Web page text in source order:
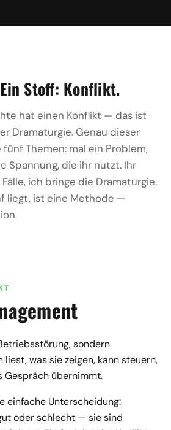
Stoff: Konflikt.
hat einen Konflikt — das ist
Dramaturgie. Genau dieser
Themen: mal ein Problem,
Spannung, die ihr nutzt. Ihr
ich bringe die Dramaturgie.
liegt, ist eine Methode —
sondern
liest, was sie zeigen, kann steuern,
Gespräch übernimmt.
einfache Unterscheidung:
oder schlecht — sie sind